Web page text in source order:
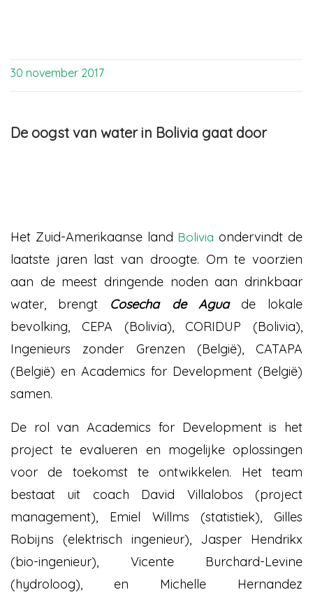
30 november 2017
De oogst van water in Bolivia gaat door
Het Zuid-Amerikaanse land Bolivia ondervindt de
laatste jaren last van droogte. Om te voorzien
aan de meest dringende noden aan drinkbaar
water, brengt Cosecha de Aguade lokale
bevolking, CEPA (Bolivia), CORIDUP (Bolivia),
Ingenieurs zonder Grenzen (België), CATAPA
(België) en Academics for Development (België)
samen.
De rol van Academics for Development is het
project te evalueren en mogelijke oplossingen
voor de toekomst te ontwikkelen. Het team
bestaat uit coach David Villalobos (project
management), Emiel Willms (statistiek), Gilles
Robijns (elektrisch ingenieur), Jasper Hendrikx
(bio-ingenieur), Vicente Burchard-Levine
(hydroloog), en Michelle Hernandez